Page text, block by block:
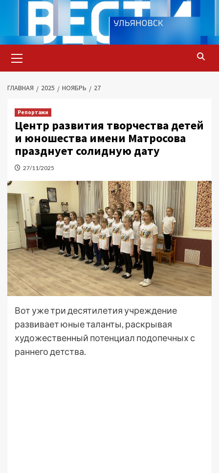
содержимому
меню
ГЛАВНАЯ 2025 НОЯБРЬ 27
Репортажи
Центр развития творчества детей
и юношества имени Матросова
празднует солидную дату
27/11/2025
Вот уже три десятилетия учреждение
развивает юные таланты, раскрывая
художественный потенциал подопечных с
раннего детства.